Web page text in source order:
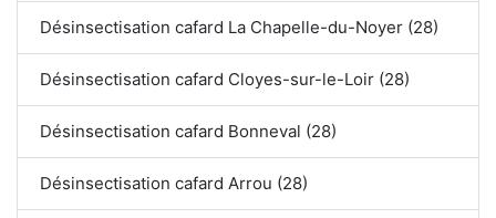
Désinsectisation cafard La Chapelle-du-Noyer (28)
Désinsectisation cafard Cloyes-sur-le-Loir (28)
Désinsectisation cafard Bonneval (28)
Désinsectisation cafard Arrou (28)